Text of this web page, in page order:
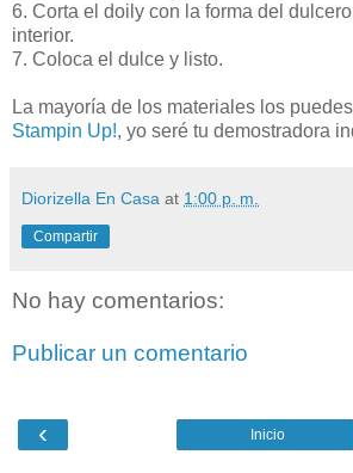
6. Corta el doily con la forma del
interior.
7. Coloca el dulce y listo.
La mayoría de los materiales los
Stampin Up!, yo seré tu demostradora
Diorizella En Casa at 1:00 p. m.
Compartir
No hay comentarios:
Publicar un comentario
‹ Inicio